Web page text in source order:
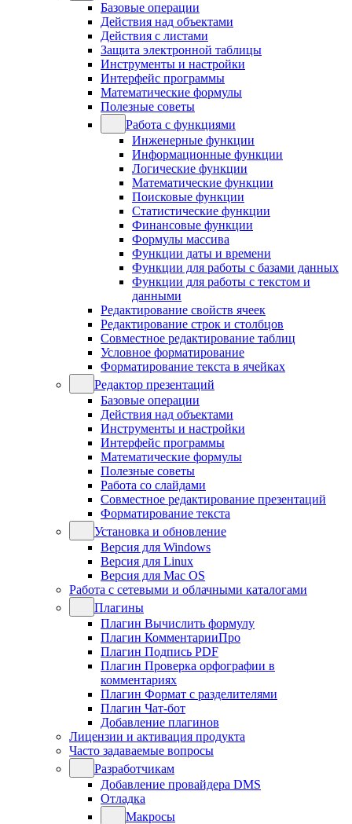
Базовые операции
Действия над объектами
Действия с листами
Защита электронной таблицы
Инструменты и настройки
Интерфейс программы
Математические формулы
Полезные советы
Работа с функциями
Инженерные функции
Информационные функции
Логические функции
Математические функции
Поисковые функции
Статистические функции
Финансовые функции
Формулы массива
Функции даты и времени
Функции для работы с базами данных
Функции для работы с текстом и
данными
Редактирование свойств ячеек
Редактирование строк и столбцов
Совместное редактирование таблиц
Условное форматирование
Форматирование текста в ячейках
Редактор презентаций
Базовые операции
Действия над объектами
Инструменты и настройки
Интерфейс программы
Математические формулы
Полезные советы
Работа со слайдами
Совместное редактирование презентаций
Форматирование текста
Установка и обновление
Версия для Windows
Версия для Linux
Версия для Mac OS
Работа с сетевыми и облачными каталогами
Плагины
Плагин Вычислить формулу
Плагин КомментарииПро
Плагин Подпись PDF
Плагин Проверка орфографии в
комментариях
Плагин Формат с разделителями
Плагин Чат-бот
Добавление плагинов
Лицензии и активация продукта
Часто задаваемые вопросы
Разработчикам
Добавление провайдера DMS
Отладка
Макросы